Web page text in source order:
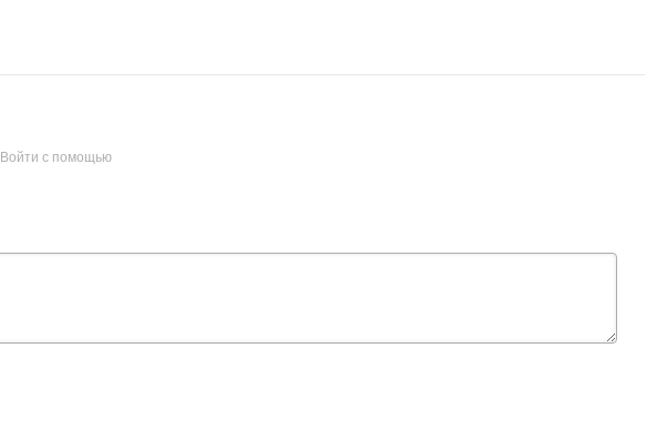
Войти с помощью